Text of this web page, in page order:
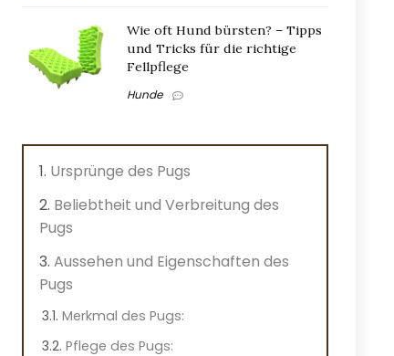
Wie oft Hund bürsten? – Tipps
und Tricks für die richtige
Fellpflege
Hunde
Ursprünge des Pugs
Beliebtheit und Verbreitung des
Pugs
Aussehen und Eigenschaften des
Pugs
Merkmal des Pugs:
Pflege des Pugs: